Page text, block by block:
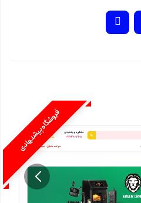
فروشگاه پیشنهادی